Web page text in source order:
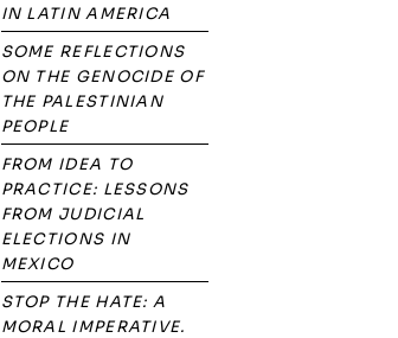
IN LATIN AMERICA
SOME REFLECTIONS
ON THE GENOCIDE OF
THE PALESTINIAN
PEOPLE
FROM IDEA TO
PRACTICE: LESSONS
FROM JUDICIAL
ELECTIONS IN
MEXICO
STOP THE HATE: A
MORAL IMPERATIVE.